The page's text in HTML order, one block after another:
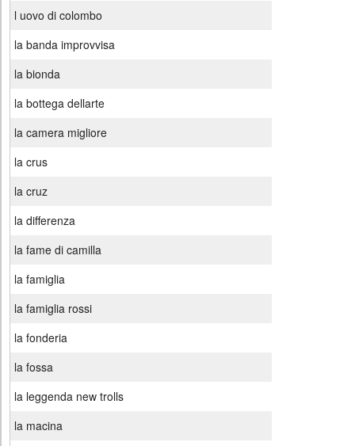
l uovo di colombo
la banda improvvisa
la bionda
la bottega dellarte
la camera migliore
la crus
la cruz
la differenza
la fame di camilla
la famiglia
la famiglia rossi
la fonderia
la fossa
la leggenda new trolls
la macina